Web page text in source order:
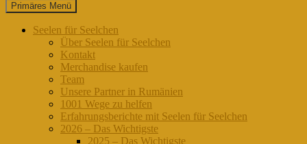
Seelen für Seelchen
Primäres Menü
Seelen für Seelchen
Über Seelen für Seelchen
Kontakt
Merchandise kaufen
Team
Unsere Partner in Rumänien
1001 Wege zu helfen
Erfahrungsberichte mit Seelen für Seelchen
2026 – Das Wichtigste
2025 – Das Wichtigste